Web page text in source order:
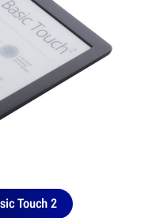
Touch 2